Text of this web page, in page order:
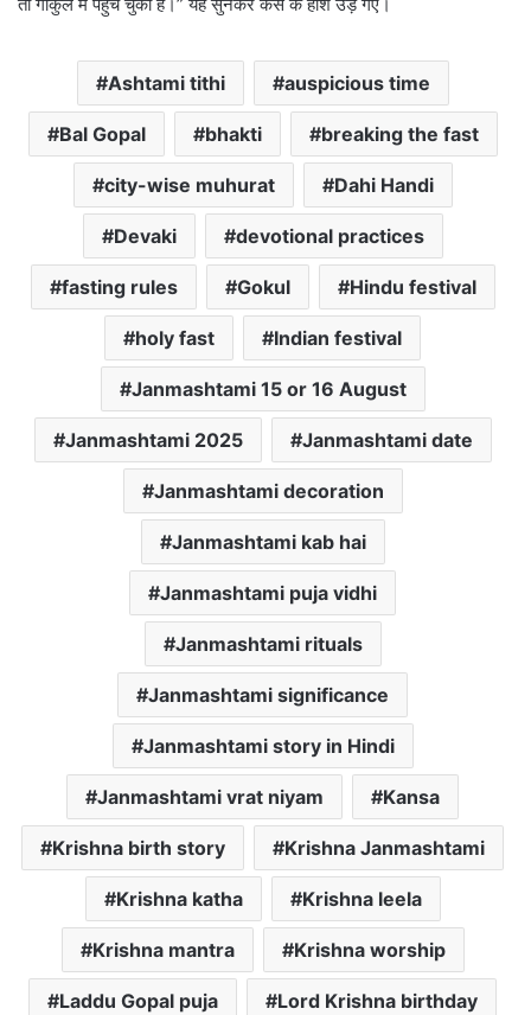
Ashtami tithi auspicious time
Bal Gopal bhakti breaking the fast
city-wise muhurat Dahi Handi
Devaki devotional practices
fasting rules Gokul Hindu festival
holy fast Indian festival
Janmashtami 15 or 16 August
Janmashtami 2025 Janmashtami date
Janmashtami decoration
Janmashtami kab hai
Janmashtami puja vidhi
Janmashtami rituals
Janmashtami significance
Janmashtami story in Hindi
Janmashtami vrat niyam Kansa
Krishna birth story Krishna Janmashtami
Krishna katha Krishna leela
Krishna mantra Krishna worship
Laddu Gopal puja Lord Krishna birthday